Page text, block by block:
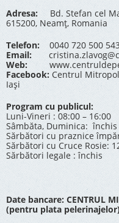
Adresa: Bd. Stefan cel
615200, Neamț, Romania
Telefon: 0040 720 500
Email:
Web:
Facebook: Centrul
Iași
Program cu publicul:
Luni-Vineri : 08:00 – 16:00
Sâmbăta, Duminica: închis
Sărbători cu praznice
Sărbători cu Cruce Rosie:
Sărbători legale : închis
Date bancare: CENTRUL
(pentru plata